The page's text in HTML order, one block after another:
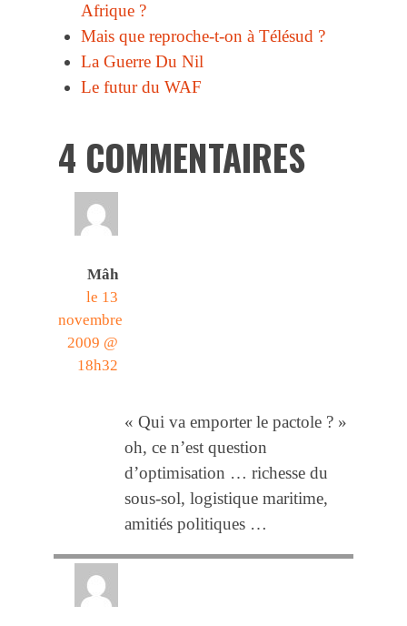
Afrique ?
Mais que reproche-t-on à Télésud ?
La Guerre Du Nil
Le futur du WAF
4 COMMENTAIRES
Mâh
le 13
novembre
2009 @
18h32
« Qui va emporter le pactole ? »
oh, ce n’est question
d’optimisation … richesse du
sous-sol, logistique maritime,
amitiés politiques …